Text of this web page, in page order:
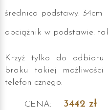
średnica podstawy: 34cm
obciążnik w podstawie:
Krzyż tylko do odbioru
braku takiej
telefonicznego.
CENA: 3442 zł